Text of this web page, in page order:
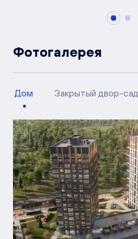
Фотогалерея
Дом Закрытый двор-сад